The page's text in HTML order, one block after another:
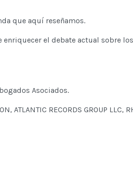
que aquí reseñamos.
enriquecer el debate actual sobre
Asociados.
ATLANTIC RECORDS GROUP LLC,